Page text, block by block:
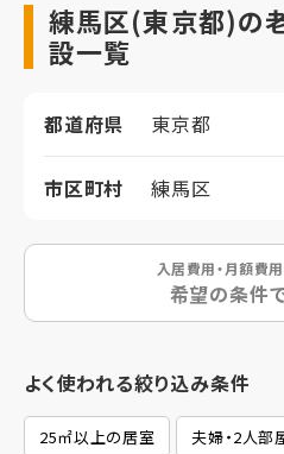
練馬区(東京都)の
設一覧
都道府県 東京都
市区町村 練馬区
入居費用・月額費
希望の条件
よく使われる絞り込み条件
25㎡以上の居室 夫婦・2人部